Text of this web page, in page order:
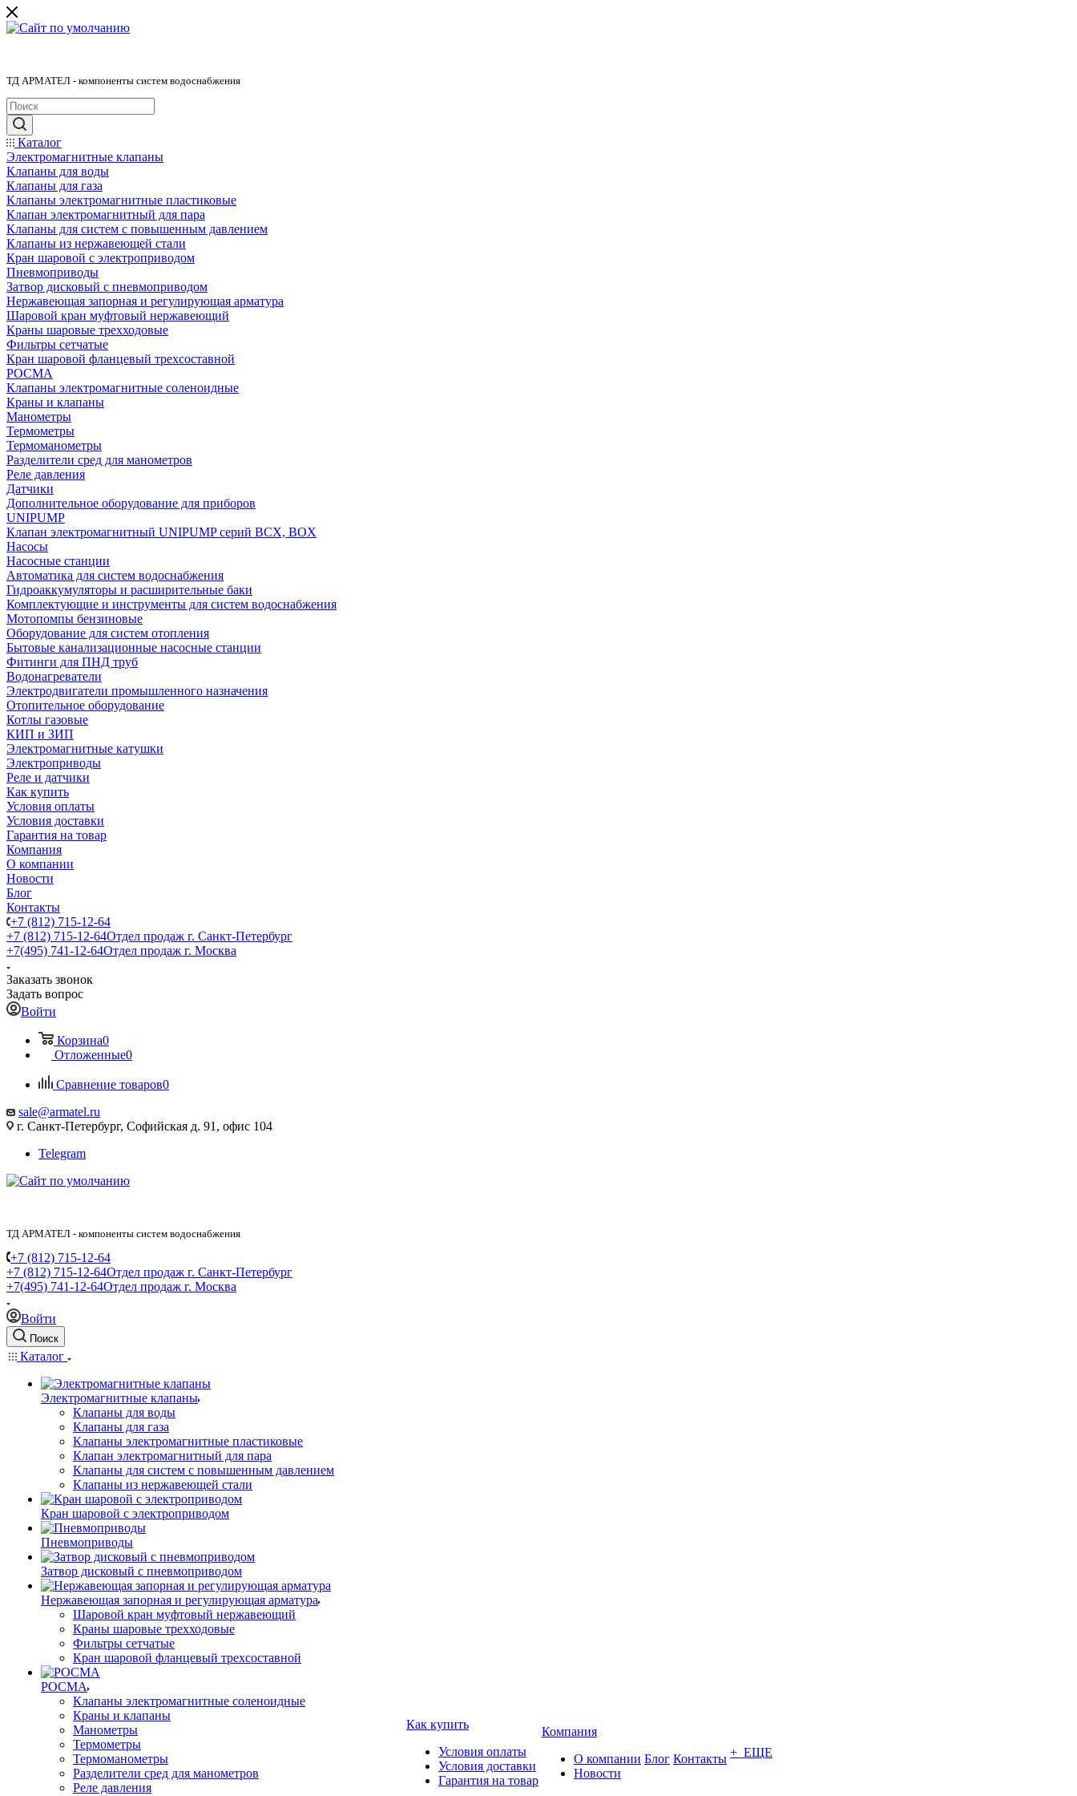
ТД АРМАТЕЛ - компоненты систем водоснабжения
Каталог
Электромагнитные клапаны
Клапаны для воды
Клапаны для газа
Клапаны электромагнитные пластиковые
Клапан электромагнитный для пара
Клапаны для систем с повышенным давлением
Клапаны из нержавеющей стали
Кран шаровой с электроприводом
Пневмоприводы
Затвор дисковый с пневмоприводом
Нержавеющая запорная и регулирующая арматура
Шаровой кран муфтовый нержавеющий
Краны шаровые трехходовые
Фильтры сетчатые
Кран шаровой фланцевый трехсоставной
РОСМА
Клапаны электромагнитные соленоидные
Краны и клапаны
Манометры
Термометры
Термоманометры
Разделители сред для манометров
Реле давления
Датчики
Дополнительное оборудование для приборов
UNIPUMP
Клапан электромагнитный UNIPUMP серий BCX, BOX
Насосы
Насосные станции
Автоматика для систем водоснабжения
Гидроаккумуляторы и расширительные баки
Комплектующие и инструменты для систем водоснабжения
Мотопомпы бензиновые
Оборудование для систем отопления
Бытовые канализационные насосные станции
Фитинги для ПНД труб
Водонагреватели
Электродвигатели промышленного назначения
Отопительное оборудование
Котлы газовые
КИП и ЗИП
Электромагнитные катушки
Электроприводы
Реле и датчики
Как купить
Условия оплаты
Условия доставки
Гарантия на товар
Компания
О компании
Новости
Блог
Контакты
+7 (812) 715-12-64
+7 (812) 715-12-64Отдел продаж г. Санкт-Петербург
+7(495) 741-12-64Отдел продаж г. Москва
Заказать звонок
Задать вопрос
Войти
Корзина0
Отложенные0
Сравнение товаров0
sale@armatel.ru
г. Санкт-Петербург, Софийская д. 91, офис 104
Telegram
ТД АРМАТЕЛ - компоненты систем водоснабжения
+7 (812) 715-12-64
+7 (812) 715-12-64Отдел продаж г. Санкт-Петербург
+7(495) 741-12-64Отдел продаж г. Москва
Войти
Поиск
Каталог
Электромагнитные клапаны
Клапаны для воды
Клапаны для газа
Клапаны электромагнитные пластиковые
Клапан электромагнитный для пара
Клапаны для систем с повышенным давлением
Клапаны из нержавеющей стали
Кран шаровой с электроприводом
Пневмоприводы
Затвор дисковый с пневмоприводом
Нержавеющая запорная и регулирующая арматура
Шаровой кран муфтовый нержавеющий
Краны шаровые трехходовые
Фильтры сетчатые
Кран шаровой фланцевый трехсоставной
РОСМА
Клапаны электромагнитные соленоидные
Краны и клапаны
Манометры
Термометры
Термоманометры
Разделители сред для манометров
Реле давления
Как купить
Условия оплаты
Условия доставки
Гарантия на товар
Компания
О компании
Новости
Блог Контакты + ЕЩЕ